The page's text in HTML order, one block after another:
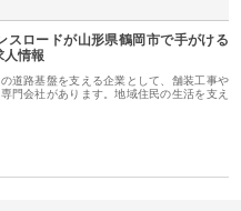
スロードが山形県鶴岡市で手がける
人情報
道路基盤を支える企業として、舗装工事や
門会社があります。地域住民の生活を支え